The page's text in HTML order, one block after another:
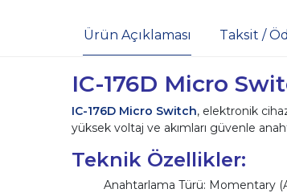
Ürün Açıklaması Taksit /
IC-176D Micro
IC-176D Micro Switch, elektronik
yüksek voltaj ve akımları güvenle
Teknik Özellikler:
Anahtarlama Türü: Momentary